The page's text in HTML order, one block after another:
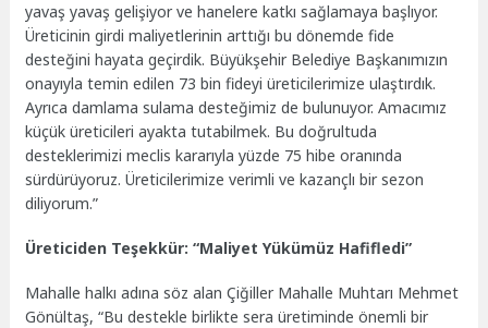
yavaş yavaş gelişiyor ve hanelere katkı sağlamaya başlıyor.
Üreticinin girdi maliyetlerinin arttığı bu dönemde fide
desteğini hayata geçirdik. Büyükşehir Belediye Başkanımızın
onayıyla temin edilen 73 bin fideyi üreticilerimize ulaştırdık.
Ayrıca damlama sulama desteğimiz de bulunuyor. Amacımız
küçük üreticileri ayakta tutabilmek. Bu doğrultuda
desteklerimizi meclis kararıyla yüzde 75 hibe oranında
sürdürüyoruz. Üreticilerimize verimli ve kazançlı bir sezon
diliyorum.”
Üreticiden Teşekkür: “Maliyet Yükümüz Hafifledi”
Mahalle halkı adına söz alan Çiğiller Mahalle Muhtarı Mehmet
Gönültaş, “Bu destekle birlikte sera üretiminde önemli bir